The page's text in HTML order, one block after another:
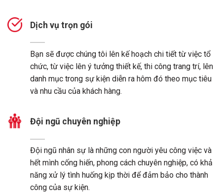
Dịch vụ trọn gói
Bạn sẽ được chúng tôi lên kế hoạch chi tiết từ việc tổ
chức, từ việc lên ý tưởng thiết kế, thi công trang trí, lên
danh mục trong sự kiện diễn ra hôm đó theo mục tiêu
và nhu cầu của khách hàng.
Đội ngũ chuyên nghiệp
Đội ngũ nhân sự là những con người yêu công việc và
hết mình cống hiến, phong cách chuyên nghiệp, có khả
năng xử lý tình huống kịp thời để đảm bảo cho thành
công của sự kiện.